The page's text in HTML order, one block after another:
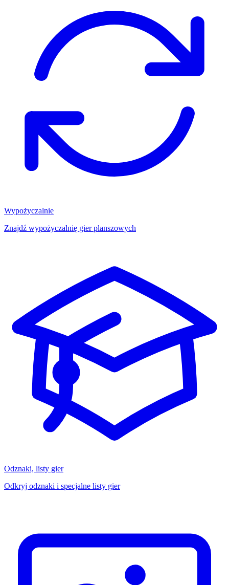
Wypożyczalnie
Znajdź wypożyczalnię gier planszowych
Odznaki, listy gier
Odkryj odznaki i specjalne listy gier